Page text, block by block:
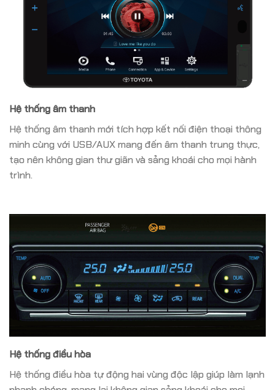
Hệ thống âm thanh
Hệ thống âm thanh mới tích hợp kết nối điện thoại thông
minh cùng với USB/AUX mang đến âm thanh trung thực,
tạo nên không gian thư giãn và sảng khoái cho mọi hành
trình.
Hệ thống điều hòa
Hệ thống điều hòa tự động hai vùng độc lập giúp làm lạnh